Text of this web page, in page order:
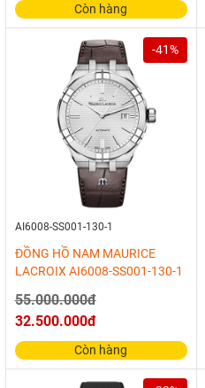
Còn hàng
-41%
AI6008-SS001-130-1
ĐỒNG HỒ NAM MAURICE
LACROIX AI6008-SS001-130-1
55.000.000đ
32.500.000đ
Còn hàng